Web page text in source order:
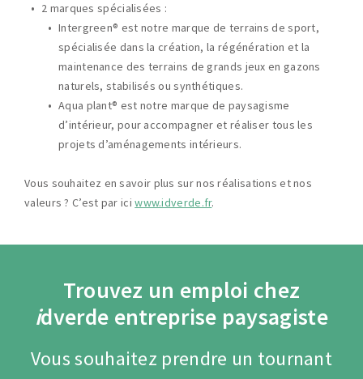
2 marques spécialisées :
Intergreen® est notre marque de terrains de sport,
spécialisée dans la création, la régénération et la
maintenance des terrains de grands jeux en gazons
naturels, stabilisés ou synthétiques.
Aqua plant® est notre marque de paysagisme
d’intérieur, pour accompagner et réaliser tous les
projets d’aménagements intérieurs.
Vous souhaitez en savoir plus sur nos réalisations et nos
valeurs ? C’est par iciwww.idverde.fr.
Trouvez un emploi chez
idverde entreprise paysagiste
Vous souhaitez prendre un tournant